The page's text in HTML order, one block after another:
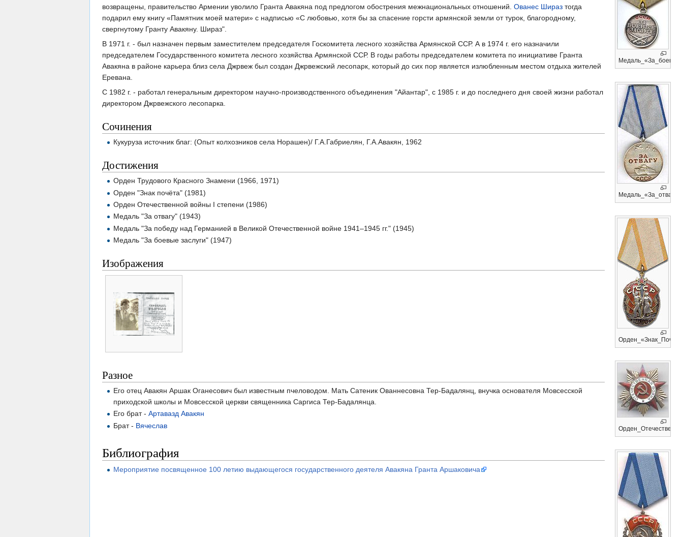
возвращены, правительство Армении уволило Гранта Авакяна под предлогом обострения межнациональных отношений. Ованес Шираз тогда
подарил ему книгу «Памятник моей матери» с надписью «С любовью, хотя бы за спасение горсти армянской земли от турок, благородному,
свергнутому Гранту Авакяну. Шираз".
В 1971 г. - был назначен первым заместителем председателя Госкомитета лесного хозяйства Армянской ССР. А в 1974 г. его назначили
председателем Государственного комитета лесного хозяйства Армянской ССР. В годы работы председателем комитета по инициативе Гранта
Авакяна в районе карьера близ села Джрвеж был создан Джрвежский лесопарк, который до сих пор является излюбленным местом отдыха жителей
Еревана.
С 1982 г. - работал генеральным директором научно-производственного объединения "Айантар", с 1985 г. и до последнего дня своей жизни работал
директором Джрвежского лесопарка.
Сочинения
Кукуруза источник благ: (Опыт колхозников села Норашен)/ Г.А.Габриелян, Г.А.Авакян, 1962
Достижения
Орден Трудового Красного Знамени (1966, 1971)
Орден "Знак почёта" (1981)
Орден Отечественной войны I степени (1986)
Медаль "За отвагу" (1943)
Медаль "За победу над Германией в Великой Отечественной войне 1941–1945 гг." (1945)
Медаль "За боевые заслуги" (1947)
Изображения
Разное
Его отец Авакян Аршак Оганесович был известным пчеловодом. Мать Сатеник Ованнесовна Тер-Бадалянц, внучка основателя Мовсесской
приходской школы и Мовсесской церкви священника Саргиса Тер-Бадалянца.
Его брат -Артавазд Авакян
Брат - Вячеслав
Библиография
Мероприятие посвященное 100 летию выдающегося государственного деятеля Авакяна Гранта Аршаковича